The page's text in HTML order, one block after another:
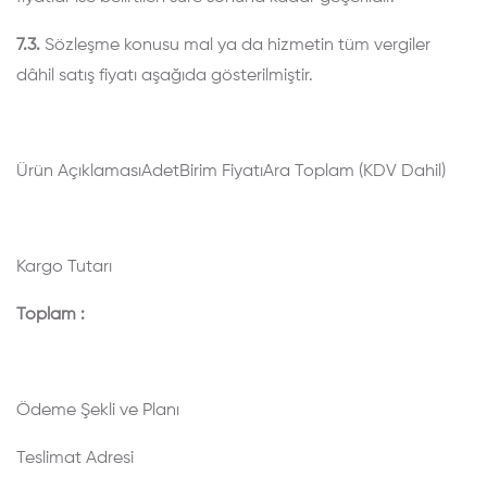
7.3. Sözleşme konusu mal ya da hizmetin tüm vergiler
dâhil satış fiyatı aşağıda gösterilmiştir.
Ürün AçıklamasıAdetBirim FiyatıAra Toplam (KDV Dahil)
Kargo Tutarı
Toplam :
Ödeme Şekli ve Planı
Teslimat Adresi